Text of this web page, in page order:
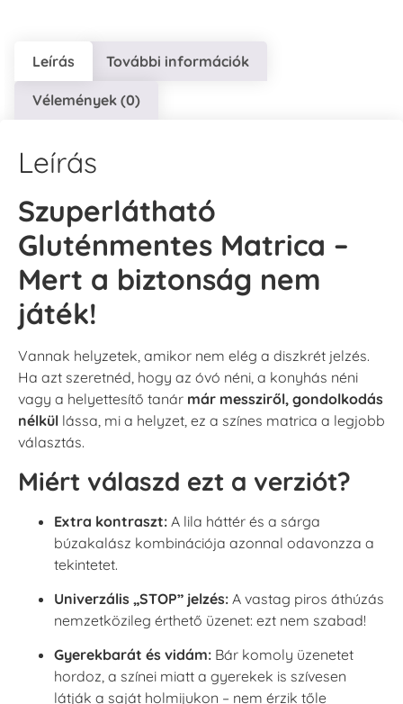
Leírás További információk
Vélemények (0)
Leírás
Szuperlátható
Gluténmentes Matrica –
Mert a biztonság nem
játék!
Vannak helyzetek, amikor nem elég a diszkrét jelzés.
Ha azt szeretnéd, hogy az óvó néni, a konyhás néni
vagy a helyettesítő tanár már messziről, gondolkodás
nélkül lássa, mi a helyzet, ez a színes matrica a legjobb
választás.
Miért válaszd ezt a verziót?
Extra kontraszt: A lila háttér és a sárga
búzakalász kombinációja azonnal odavonzza a
tekintetet.
Univerzális „STOP” jelzés: A vastag piros áthúzás
nemzetközileg érthető üzenet: ezt nem szabad!
Gyerekbarát és vidám: Bár komoly üzenetet
hordoz, a színei miatt a gyerekek is szívesen
látják a saját holmijukon – nem érzik tőle